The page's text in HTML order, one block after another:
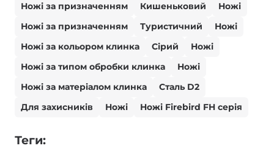
Ножі за призначенням
Кишеньковий
Ножі
Ножі за призначенням
Туристичний
Ножі
Ножі за кольором клинка
Сірий
Ножі
Ножі за типом обробки клинка
Ножі
Ножі за матеріалом клинка
Сталь D2
Для захисників
Ножі Ножі Firebird FH серія
Теги: